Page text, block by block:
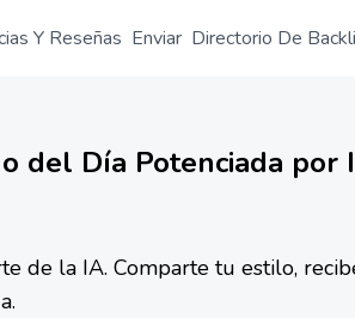
Y Reseñas Enviar Directorio De
del Día Potenciada por
de la IA. Comparte tu estilo,